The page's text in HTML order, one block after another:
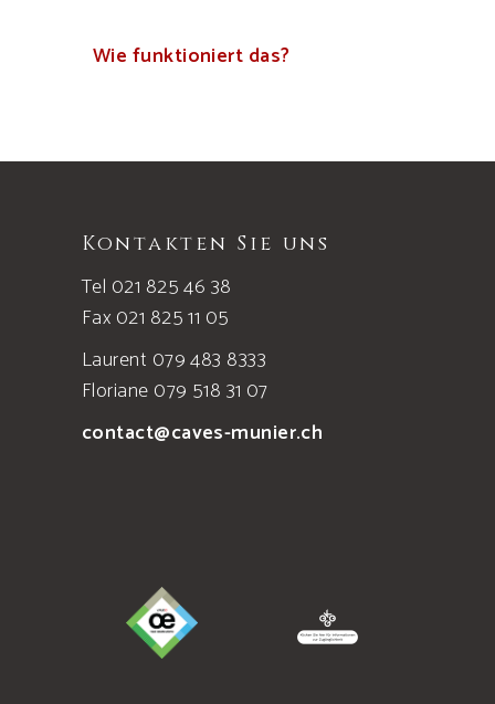
Wie funktioniert das?
Kontakten Sie uns
Tel 021 825 46 38
Fax 021 825 11 05
Laurent 079 483 8333
Floriane 079 518 31 07
contact@caves-munier.ch